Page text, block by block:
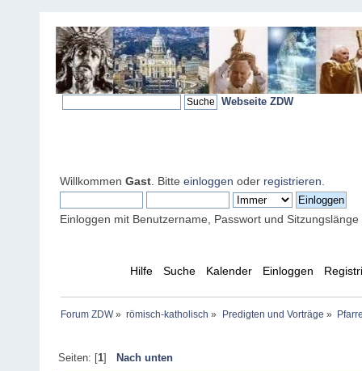
Webseite ZDW
Willkommen Gast . Bitte einloggen oder registrieren
Einloggen mit Benutzername, Passwort und Sitzungslänge
Hilfe Suche Kalender Einloggen
Forum ZDW» römisch-katholisch » Predigten und Vorträge »
Seiten: [1] Nach unten